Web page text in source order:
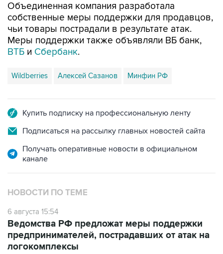
Объединенная компания разработала
собственные меры поддержки для продавцов,
чьи товары пострадали в результате атак.
Меры поддержки также объявляли ВБ банк,
ВТБ и Сбербанк.
Wildberries Алексей Сазанов Минфин РФ
Купить подписку на профессиональную ленту
Подписаться на рассылку главных новостей сайта
Получать оперативные новости в официальном
канале
НОВОСТИ ПО ТЕМЕ
6 августа 15:54
Ведомства РФ предложат меры поддержки
предпринимателей, пострадавших от атак на
логокомплексы